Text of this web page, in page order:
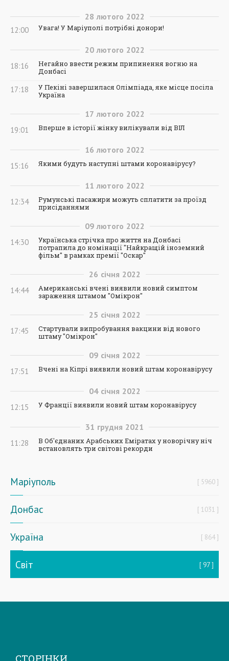
28 лютого 2022
12:00 Увага! У Маріуполі потрібні донори!
20 лютого 2022
18:16
Негайно ввести режим припинення вогню на
Донбасі
17:18
У Пекіні завершилася Олімпіада, яке місце посіла
Україна
17 лютого 2022
19:01 Вперше в історії жінку вилікували від ВІЛ
16 лютого 2022
15:16 Якими будуть наступні штами коронавірусу?
11 лютого 2022
12:34
Румунські пасажири можуть сплатити за проїзд
присіданнями
09 лютого 2022
14:30
Українська стрічка про життя на Донбасі
потрапила до номінації "Найкращій іноземний
фільм" в рамках премії "Оскар"
26 січня 2022
14:44
Американські вчені виявили новий симптом
зараження штамом "Омікрон"
25 січня 2022
17:45
Стартували випробування вакцини від нового
штаму "Омікрон"
09 січня 2022
17:51 Вчені на Кіпрі виявили новий штам коронавірусу
04 січня 2022
12:15 У Франції виявили новий штам коронавірусу
31 грудня 2021
11:28
В Об'єднаних Арабських Еміратах у новорічну ніч
встановлять три світові рекорди
Маріуполь 5960
Донбас 1031
Україна 864
Світ 97
СТОРІНКИ